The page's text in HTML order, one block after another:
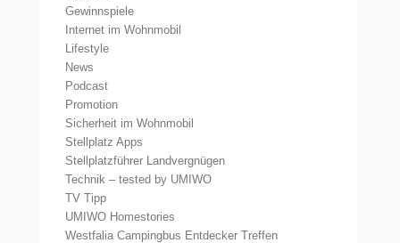
Gewinnspiele
Internet im Wohnmobil
Lifestyle
News
Podcast
Promotion
Sicherheit im Wohnmobil
Stellplatz Apps
Stellplatzführer Landvergnügen
Technik – tested by UMIWO
TV Tipp
UMIWO Homestories
Westfalia Campingbus Entdecker Treffen